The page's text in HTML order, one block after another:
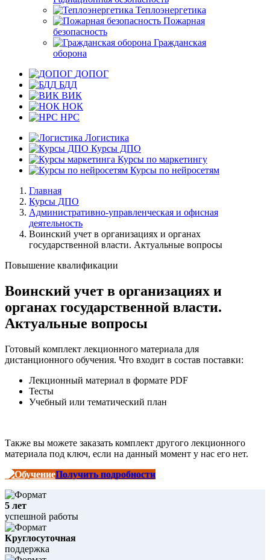
Теплоэнергетика
Пожарная
безопасность
Гражданская
оборона
ДОПОГ
БДД
ВИК
НОК
НРС
Логистика
Курсы ДПО
Курсы по маркетингу
Курсы по нейросетям
Главная
Курсы ДПО
Административно-управленческая и офисная
деятельность
Воинский учет в организациях и органах
государственной власти. Актуальные вопросы
Повышение квалификации
Воинский учет в организациях и
органах государственной власти.
Актуальные вопросы
Готовый комплект лекционного материала для
дистанционного обучения. Что входит в состав поставки:
Лекционный материал в формате PDF
Тесты
Учебный или тематический план
Также вы можете заказать комплект другого лекционного
материала под ключ, если на данный момент у нас его нет.
Получить подробности
5 лет
успешной работы
Круглосуточная
поддержка